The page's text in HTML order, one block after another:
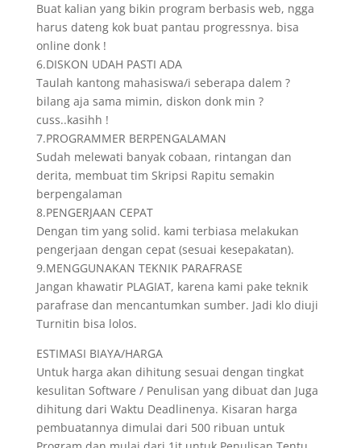
Buat kalian yang bikin program berbasis web, ngga
harus dateng kok buat pantau progressnya. bisa
online donk !
6.DISKON UDAH PASTI ADA
Taulah kantong mahasiswa/i seberapa dalem ?
bilang aja sama mimin, diskon donk min ?
cuss..kasihh !
7.PROGRAMMER BERPENGALAMAN
Sudah melewati banyak cobaan, rintangan dan
derita, membuat tim Skripsi Rapitu semakin
berpengalaman
8.PENGERJAAN CEPAT
Dengan tim yang solid. kami terbiasa melakukan
pengerjaan dengan cepat (sesuai kesepakatan).
9.MENGGUNAKAN TEKNIK PARAFRASE
Jangan khawatir PLAGIAT, karena kami pake teknik
parafrase dan mencantumkan sumber. Jadi klo diuji
Turnitin bisa lolos.
ESTIMASI BIAYA/HARGA
Untuk harga akan dihitung sesuai dengan tingkat
kesulitan Software / Penulisan yang dibuat dan Juga
dihitung dari Waktu Deadlinenya. Kisaran harga
pembuatannya dimulai dari 500 ribuan untuk